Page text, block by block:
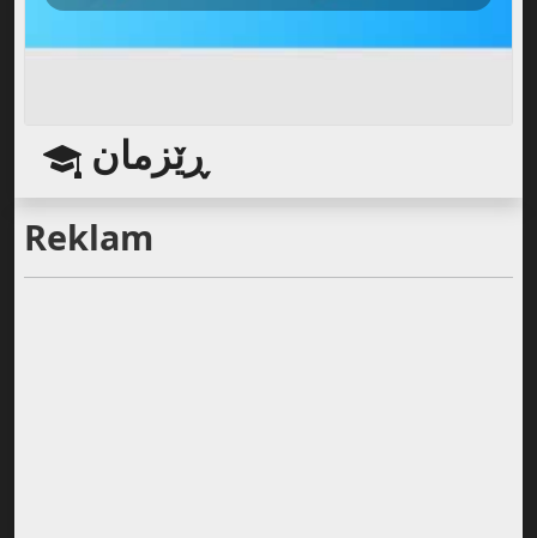
ڕێزمان
Reklam